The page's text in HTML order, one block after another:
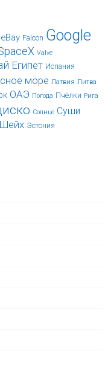
eBay Falcon Google
Valve
Египет Испания
море Латвия Литва
ОАЭ Погода Пчёлки Рига
Солнце Суши
Эстония